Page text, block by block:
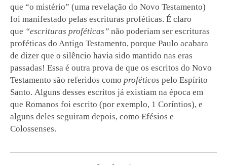
que “o mistério” (uma revelação do Novo Testamento)
foi manifestado pelas escrituras proféticas. É claro
que “escrituras proféticas” não poderiam ser escrituras
proféticas do Antigo Testamento, porque Paulo acabara
de dizer que o silêncio havia sido mantido nas eras
passadas! Essa é outra prova de que os escritos do Novo
Testamento são referidos como proféticos pelo Espírito
Santo. Alguns desses escritos já existiam na época em
que Romanos foi escrito (por exemplo, 1 Coríntios), e
alguns deles seguiram depois, como Efésios e
Colossenses.